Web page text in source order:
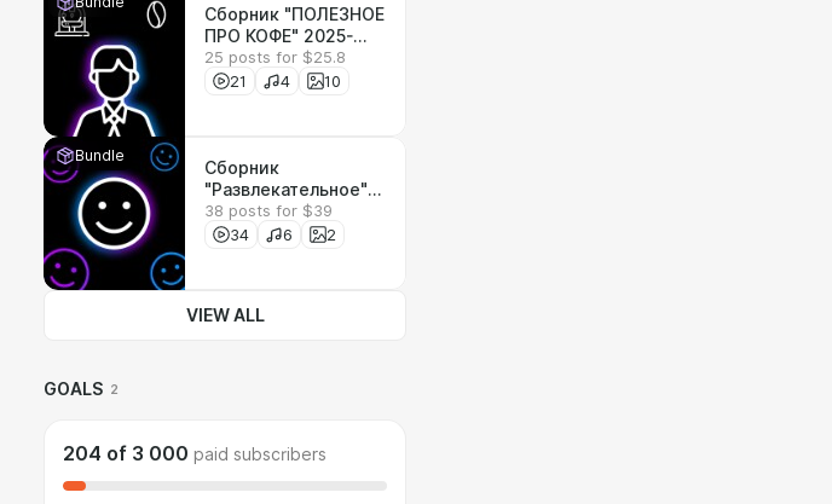
Сборник "ПОЛЕЗНОЕ
ПРО КОФЕ" 2025-
2026
25 posts for $25.8
21
4 10
Bundle
Сборник
"Развлекательное"
2025-2026
38 posts for $39
34
6 2
VIEW ALL
GOALS 2
204 of 3 000 paid subscribers